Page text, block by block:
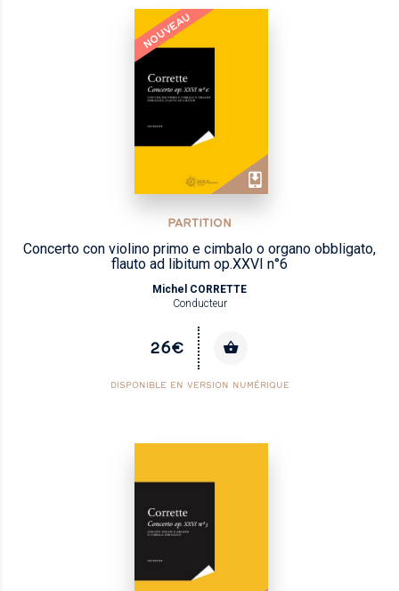
NOUVEAU
PARTITION
Concerto con violino primo e cimbalo o organo obbligato,
flauto ad libitum op.XXVI n°6
Michel CORRETTE
Conducteur
26€
DISPONIBLE EN VERSION NUMÉRIQUE